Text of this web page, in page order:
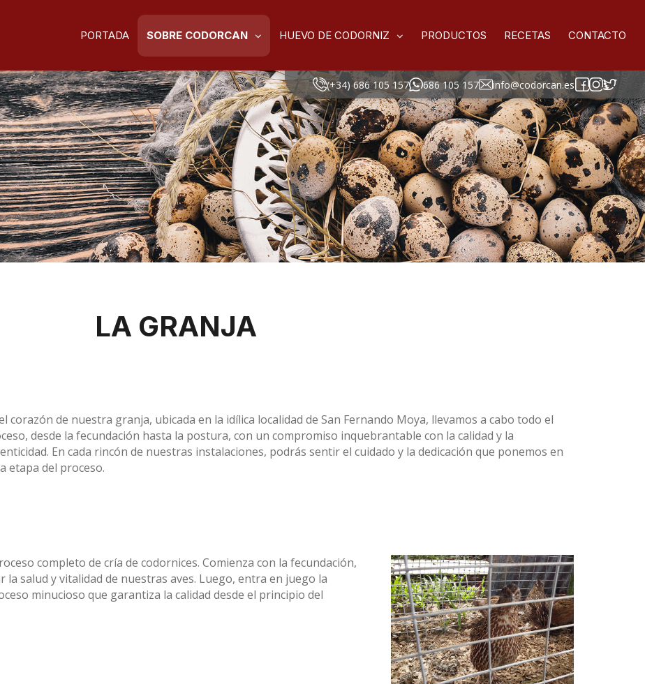
PORTADA SOBRE CODORCAN HUEVO DE CODORNIZ PRODUCTOS RECETAS CONTACTO
(+34) 686 105 157 686 105 157 info@codorcan.es
LA GRANJA
corazón de nuestra granja, ubicada en la idílica localidad de San Fernando Moya, llevamos a cabo todo el
desde la fecundación hasta la postura, con un compromiso inquebrantable con la calidad y la
En cada rincón de nuestras instalaciones, podrás sentir el cuidado y la dedicación que ponemos en
etapa del proceso.
completo de cría de codornices. Comienza con la fecundación,
salud y vitalidad de nuestras aves. Luego, entra en juego la
minucioso que garantiza la calidad desde el principio del